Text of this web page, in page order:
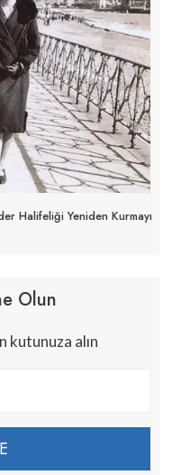
Halifeliği Yeniden Kurmayı
Olun
kutunuza alın